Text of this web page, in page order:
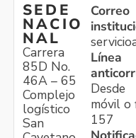
SEDE
NACIO
NAL
Carrera
85D No.
46A – 65
Complejo
logístico
San
Correo
Línea
Desde
móvil o
157